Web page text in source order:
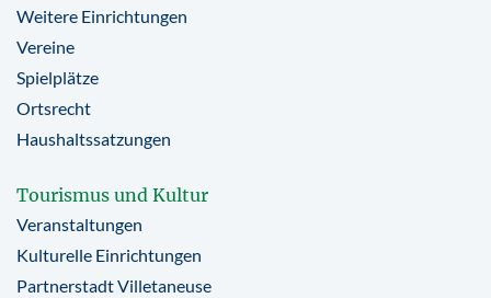
Weitere Einrichtungen
Vereine
Spielplätze
Ortsrecht
Haushaltssatzungen
Tourismus und Kultur
Veranstaltungen
Kulturelle Einrichtungen
Partnerstadt Villetaneuse